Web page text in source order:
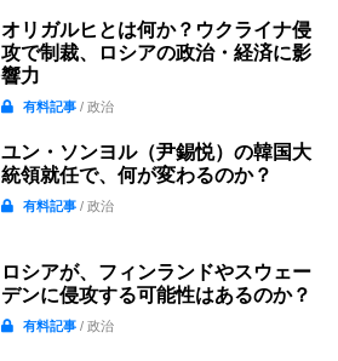
オリガルヒとは何か？ウクライナ侵
攻で制裁、ロシアの政治・経済に影
響力
有料記事/ 政治
ユン・ソンヨル（尹錫悦）の韓国大
統領就任で、何が変わるのか？
有料記事/ 政治
ロシアが、フィンランドやスウェー
デンに侵攻する可能性はあるのか？
有料記事/ 政治